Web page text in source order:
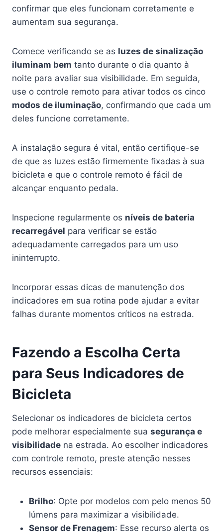
confirmar que eles funcionam corretamente e
aumentam sua segurança.
Comece verificando se as luzes de sinalização
iluminam bem tanto durante o dia quanto à
noite para avaliar sua visibilidade. Em seguida,
use o controle remoto para ativar todos os cinco
modos de iluminação, confirmando que cada um
deles funcione corretamente.
A instalação segura é vital, então certifique-se
de que as luzes estão firmemente fixadas à sua
bicicleta e que o controle remoto é fácil de
alcançar enquanto pedala.
Inspecione regularmente os níveis de bateria
recarregável para verificar se estão
adequadamente carregados para um uso
ininterrupto.
Incorporar essas dicas de manutenção dos
indicadores em sua rotina pode ajudar a evitar
falhas durante momentos críticos na estrada.
Fazendo a Escolha Certa
para Seus Indicadores de
Bicicleta
Selecionar os indicadores de bicicleta certos
pode melhorar especialmente sua segurança e
visibilidade na estrada. Ao escolher indicadores
com controle remoto, preste atenção nesses
recursos essenciais:
Brilho: Opte por modelos com pelo menos 50
lúmens para maximizar a visibilidade.
Sensor de Frenagem: Esse recurso alerta os